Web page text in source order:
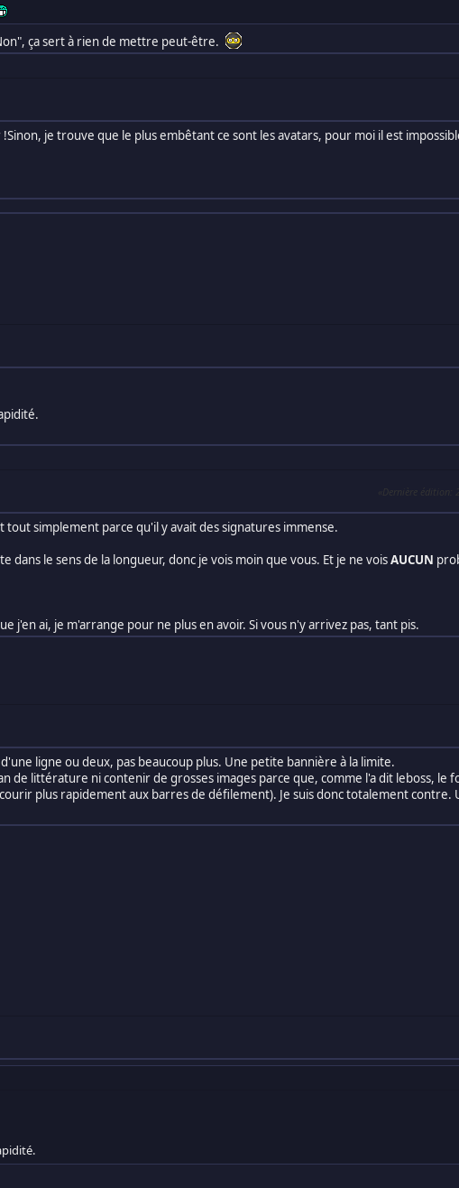
ça sert à rien de mettre peut-être.
je trouve que le plus embêtant ce sont les avatars, pour moi il est
Dernière édition
simplement parce qu'il y avait des signatures immense.
dans le sens de la longueur, donc je vois moin que vous. Et je ne voisAUCUN
j'en ai, je m'arrange pour ne plus en avoir. Si vous n'y arrivez pas, tant pis.
ligne ou deux, pas beaucoup plus. Une petite bannière à la limite.
de littérature ni contenir de grosses images parce que, comme l'a dit leboss,
plus rapidement aux barres de défilement). Je suis donc totalement contre.